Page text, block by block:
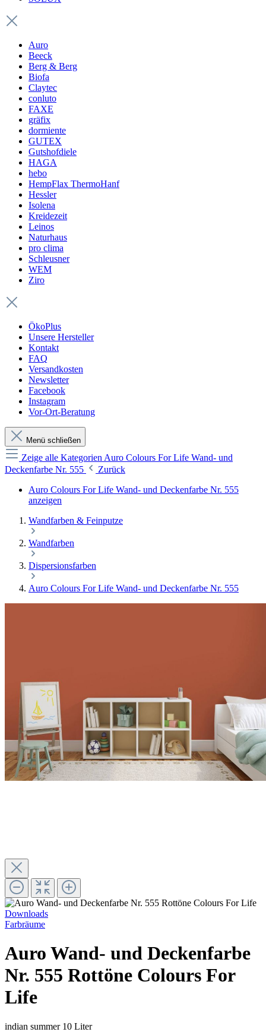
Auro
Beeck
Berg & Berg
Biofa
Claytec
conluto
FAXE
gräfix
dormiente
GUTEX
Gutshofdiele
HAGA
hebo
HempFlax ThermoHanf
Hessler
Isolena
Kreidezeit
Leinos
Naturhaus
pro clima
Schleusner
WEM
Ziro
ÖkoPlus
Unsere Hersteller
Kontakt
FAQ
Versandkosten
Newsletter
Facebook
Instagram
Vor-Ort-Beratung
Menü schließen
Zeige alle Kategorien Auro Colours For Life Wand- und
Deckenfarbe Nr. 555
Zurück
Auro Colours For Life Wand- und Deckenfarbe Nr. 555
anzeigen
Wandfarben & Feinputze
Wandfarben
Dispersionsfarben
Auro Colours For Life Wand- und Deckenfarbe Nr. 555
Downloads
Farbräume
Auro Wand- und Deckenfarbe
Nr. 555 Rottöne Colours For
Life
indian summer 10 Liter